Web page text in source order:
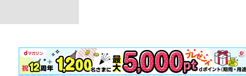
全知全脳／池谷裕二
それでも日々はつづくから／燃え殻